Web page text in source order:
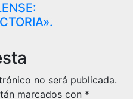
no será publicada.
marcados con *